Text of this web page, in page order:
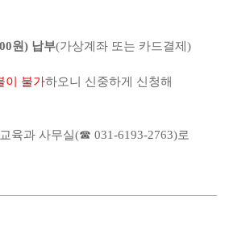
원) 납부(가상계좌 또는 카드결제)
이 불가하오니 신중하게 신청해
육과 사무실(☎ 031-6193-2763)로